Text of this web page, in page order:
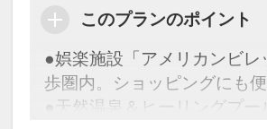
営業：４月～１０月
設定期間：2026年6月1日～
31日
・４月～１０月までの季節営
・７月・８月はご利用の際､
発生いたします。
このプランのポイント
●娯楽施設「アメリカンビレ
歩圏内。ショッピングにも便
●天然温泉＆ヒーリングプー